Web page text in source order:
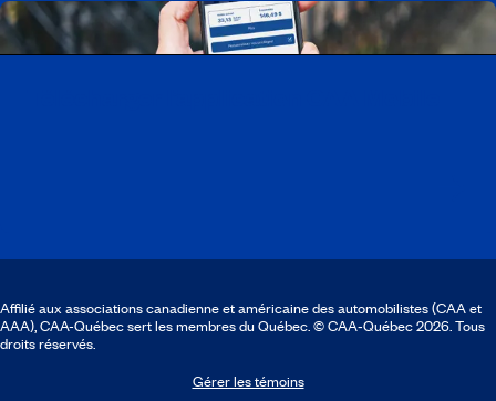
Affilié aux associations canadienne et américaine des automobilistes (CAA et
AAA), CAA-Québec sert les membres du Québec. © CAA‑Québec 2026. Tous
droits réservés.
Gérer les témoins